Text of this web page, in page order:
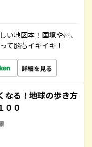
い地図本！国境や州、
て脳もイキイキ！
詳細を見る
なる！地球の歩き方
００